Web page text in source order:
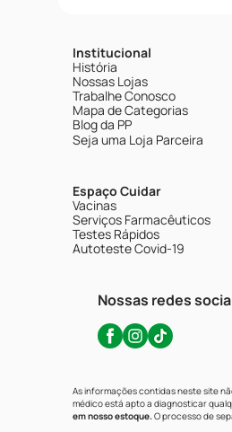
Institucional
História
Nossas Lojas
Trabalhe Conosco
Mapa de Categorias
Blog da PP
Seja uma Loja Parceira
Espaço Cuidar
Vacinas
Serviços Farmacêuticos
Testes Rápidos
Autoteste Covid-19
Nossas redes
As informações contidas neste site
médico está apto a diagnosticar
em nosso estoque.O processo de